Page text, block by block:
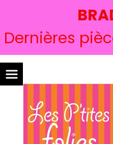
Dernières